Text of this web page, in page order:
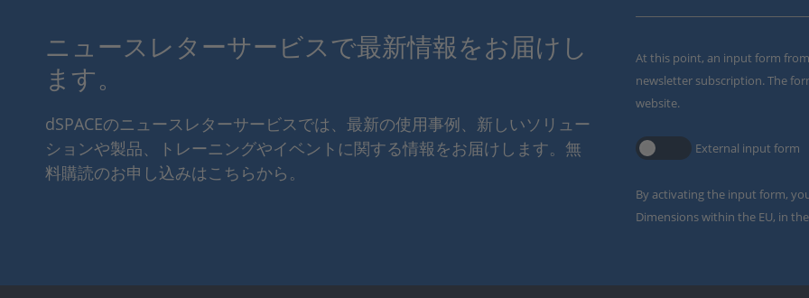
ニュースレターサービスで最新情報をお届けし
ます。
dSPACEのニュースレターサービスでは、最新の使用事例、新しいソリュー
ションや製品、トレーニングやイベントに関する情報をお届けします。無
料購読のお申し込みはこちらから。
At this point, an input form
newsletter subscription. The
website.
External input form
By activating the input form,
Dimensions within the EU, in